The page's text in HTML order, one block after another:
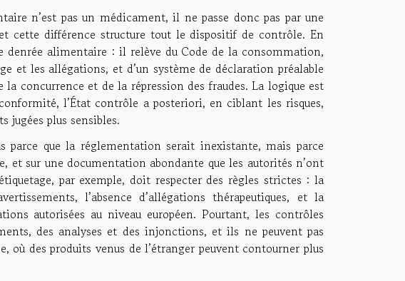
n’est pas un médicament, il ne passe donc pas par une
cette différence structure tout le dispositif de contrôle. En
denrée alimentaire : il relève du Code de la consommation,
et les allégations, et d’un système de déclaration préalable
concurrence et de la répression des fraudes. La logique est
l’État contrôle a posteriori, en ciblant les risques,
jugées plus sensibles.
parce que la réglementation serait inexistante, mais parce
et sur une documentation abondante que les autorités n’ont
par exemple, doit respecter des règles strictes : la
l’absence d’allégations thérapeutiques, et la
autorisées au niveau européen. Pourtant, les contrôles
des analyses et des injonctions, et ils ne peuvent pas
des produits venus de l’étranger peuvent contourner plus